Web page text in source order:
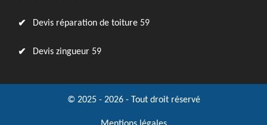
Devis réparation de toiture 59
Devis zingueur 59
© 2025 - 2026 - Tout droit réservé